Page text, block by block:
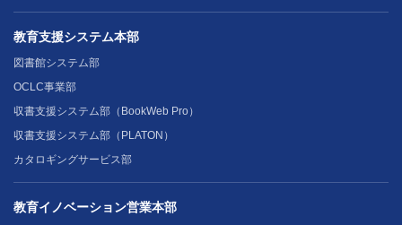
教育支援システム本部
図書館システム部
OCLC事業部
収書支援システム部（BookWeb Pro）
収書支援システム部（PLATON）
カタロギングサービス部
教育イノベーション営業本部